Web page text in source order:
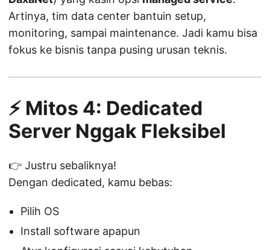
Artinya, tim data center bantuin setup,
monitoring, sampai maintenance. Jadi kamu bisa
fokus ke bisnis tanpa pusing urusan teknis.
⚡ Mitos 4: Dedicated
Server Nggak Fleksibel
👉 Justru sebaliknya!
Dengan dedicated, kamu bebas:
Pilih OS
Install software apapun